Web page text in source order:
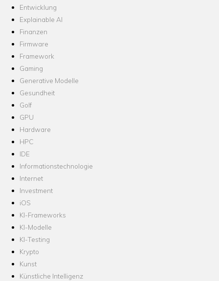
Entwicklung
Explainable AI
Finanzen
Firmware
Framework
Gaming
Generative Modelle
Gesundheit
Golf
GPU
Hardware
HPC
IDE
Informationstechnologie
Internet
Investment
iOS
KI-Frameworks
KI-Modelle
KI-Testing
Krypto
Kunst
Künstliche Intelligenz